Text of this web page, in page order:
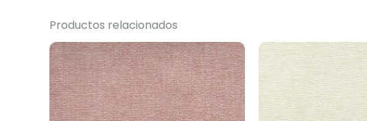
Productos relacionados